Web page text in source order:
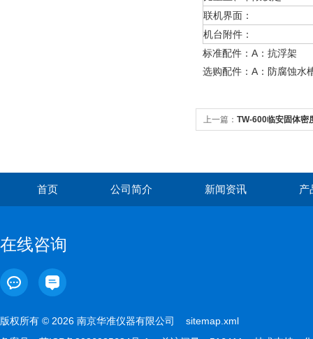
联机界面：
机台附件：
标准配件：A：抗浮
选购配件：A：防腐
上一篇： TW-600临安固体密
首页 公司简介 新闻资讯 产
在线咨询
版权所有 © 2026 南京华准仪器有限公司 sitemap.xml